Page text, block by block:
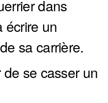
dans
écrire un
sa carrière.
se casser un